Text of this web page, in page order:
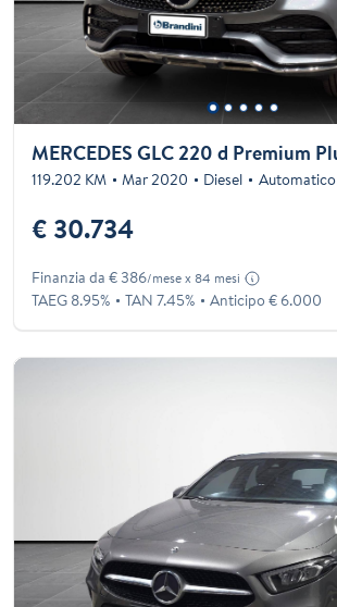
119.202 KM Mar 2020 Diesel Automatico
€ 30.734
Finanzia da € 386/mese x 84 mesi
TAEG 8.95% TAN 7.45% Anticipo € 6.000